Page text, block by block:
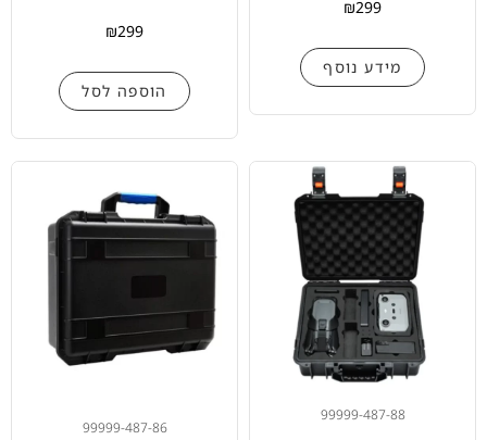
₪299
מידע נוסף
₪299
הוספה לסל
99999-487-88
99999-487-86